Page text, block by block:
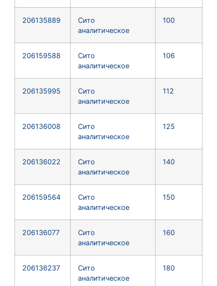
206135889
Сито
аналитическое
100
206159588
Сито
аналитическое
106
206135995
Сито
аналитическое
112
206136008
Сито
аналитическое
125
206136022
Сито
аналитическое
140
206159564
Сито
аналитическое
150
206136077
Сито
аналитическое
160
206136237
Сито
аналитическое
180